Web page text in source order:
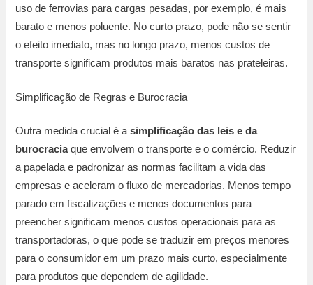
uso de ferrovias para cargas pesadas, por exemplo, é mais
barato e menos poluente. No curto prazo, pode não se sentir
o efeito imediato, mas no longo prazo, menos custos de
transporte significam produtos mais baratos nas prateleiras.
Simplificação de Regras e Burocracia
Outra medida crucial é asimplificação das leis e da
burocraciaque envolvem o transporte e o comércio. Reduzir
a papelada e padronizar as normas facilitam a vida das
empresas e aceleram o fluxo de mercadorias. Menos tempo
parado em fiscalizações e menos documentos para
preencher significam menos custos operacionais para as
transportadoras, o que pode se traduzir em preços menores
para o consumidor em um prazo mais curto, especialmente
para produtos que dependem de agilidade.